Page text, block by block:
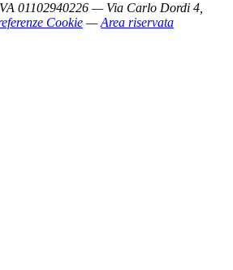
01102940226 — Via Carlo Dordi 4,
Cookie — Area riservata